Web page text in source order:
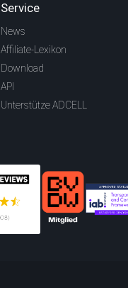
Service
News
Affiliate-Lexikon
Download
API
Unterstütze ADCELL